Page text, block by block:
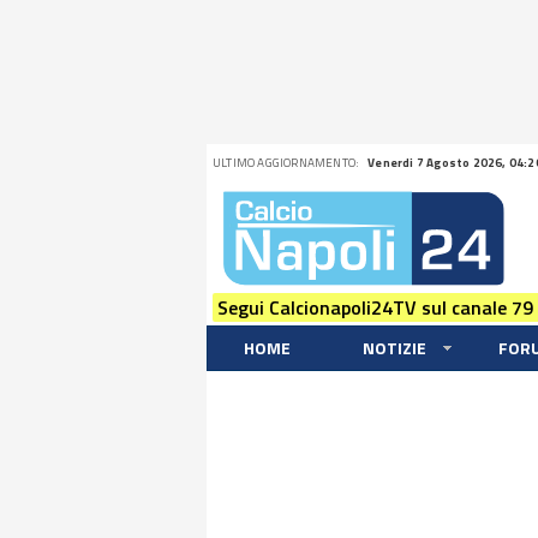
ULTIMO AGGIORNAMENTO: Venerdi 7 Agosto 2026,
Segui Calcionapoli24TV sul canale
HOME NOTIZIE